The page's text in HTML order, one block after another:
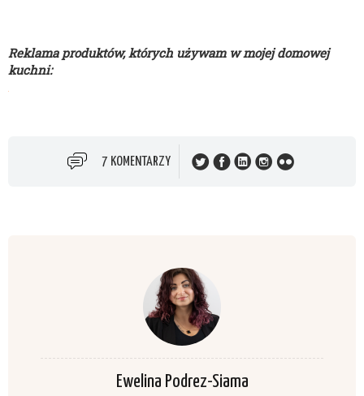
Reklama produktów, których używam w mojej domowej
kuchni:
7 KOMENTARZY
Ewelina Podrez-Siama